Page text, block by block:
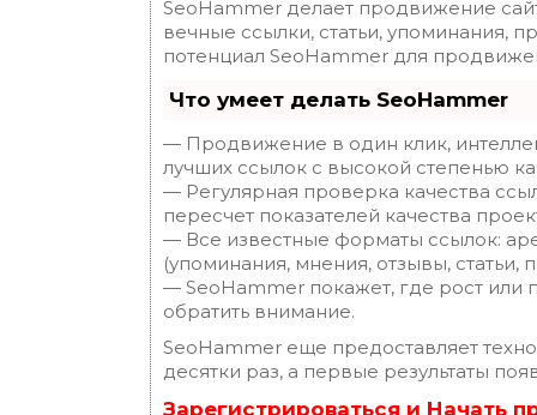
SeoHammer делает продвижение
вечные ссылки, статьи, упоминания,
потенциал SeoHammer для
Что умеет делать SeoHammer
— Продвижение в один клик,
лучших ссылок с высокой степенью
— Регулярная проверка качества
пересчет показателей качества
— Все известные форматы ссылок:
(упоминания, мнения, отзывы, статьи,
— SeoHammer покажет, где рост или
обратить внимание.
SeoHammer еще предоставляет
десятки раз, а первые результаты
Зарегистрироваться и Начать